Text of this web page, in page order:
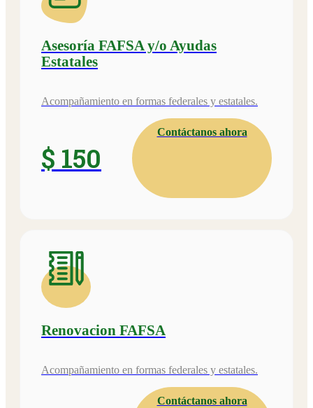
Asesoría FAFSA y/o Ayudas
Estatales
Acompañamiento en formas federales y estatales.
$ 150
Contáctanos ahora
Renovacion FAFSA
Acompañamiento en formas federales y estatales.
Contáctanos ahora